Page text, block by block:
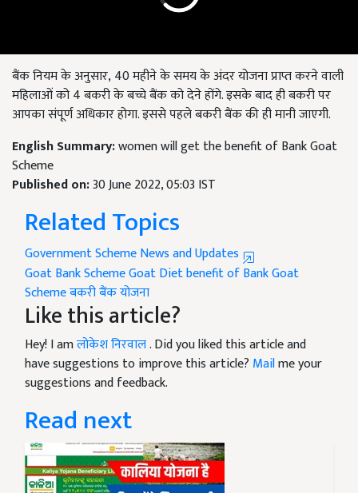
बैंक नियम के अनुसार, 40 महीने के समय के अंदर योजना प्राप्त करने वाली
महिलाओं को 4 बकरी के बच्चे बैंक को देने होंगे. इसके बाद ही बकरी पर
आपका संपूर्ण अधिकार होगा. इससे पहले बकरी बैंक की ही मानी जाएगी.
English Summary:women will get the benefit of Bank Goat
Scheme
Published on:30 June 2022, 05:03 IST
Related Topics
Government Scheme News and Updates
Goat Bank SchemeGoat Dietbenefit of Bank Goat
Schemeबकरी बैंक योजना
Like this article?
Hey! I amलोकेश निरवाल. Did you liked this article and
have suggestions to improve this article? Mailme your
suggestions and feedback.
Read next